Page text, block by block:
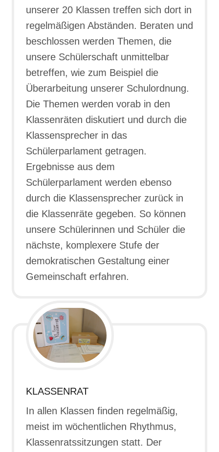
unserer 20 Klassen treffen sich dort in
regelmäßigen Abständen. Beraten und
beschlossen werden Themen, die
unsere Schülerschaft unmittelbar
betreffen, wie zum Beispiel die
Überarbeitung unserer Schulordnung.
Die Themen werden vorab in den
Klassenräten diskutiert und durch die
Klassensprecher in das
Schülerparlament getragen.
Ergebnisse aus dem
Schülerparlament werden ebenso
durch die Klassensprecher zurück in
die Klassenräte gegeben. So können
unsere Schülerinnen und Schüler die
nächste, komplexere Stufe der
demokratischen Gestaltung einer
Gemeinschaft erfahren.
KLASSENRAT
In allen Klassen finden regelmäßig,
meist im wöchentlichen Rhythmus,
Klassenratssitzungen statt. Der